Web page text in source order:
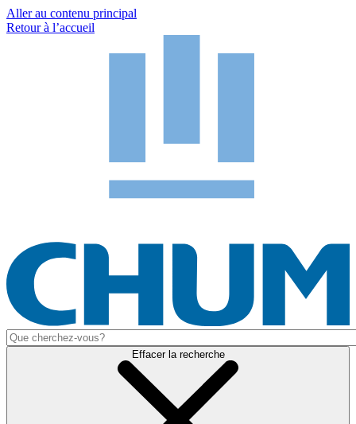
Aller au contenu principal
Retour à l’accueil
Effacer la recherche